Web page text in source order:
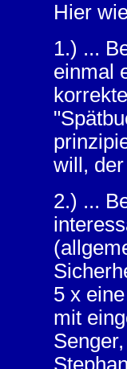
Hier
1.) ...
einmal
will,
2.) ...
5 x
mit